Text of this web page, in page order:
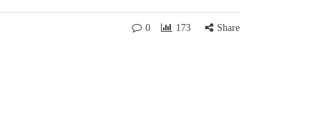
0 173 Share